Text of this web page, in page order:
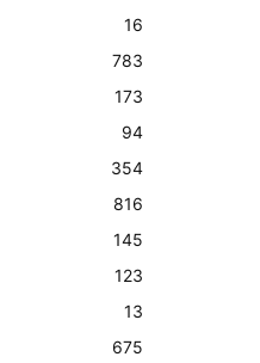
16
783
173
94
354
816
145
123
13
675